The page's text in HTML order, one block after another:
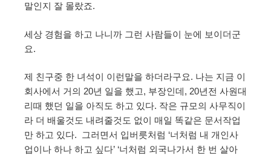
말인지 잘 몰랐죠.
세상 경험을 하고 나니까 그런 사람들이 눈에 보이더군
요.
제 친구중 한 녀석이 이런말을 하더라구요. 나는 지금 이
회사에서 거의 20년 일을 했고, 부장인데, 20년전 사원대
리때 했던 일을 아직도 하고 있다. 작은 규모의 사무직이
라 더 배울것도 내려줄것도 없이 매일 똑같은 문서작업
만 하고 있다. 그러면서 입버릇처럼 ‘너처럼 내 개인사
업이나 하나 하고 싶다’ ‘너처럼 외국나가서 한 번 살아